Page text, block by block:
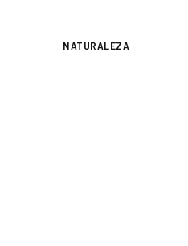
NATURALEZA